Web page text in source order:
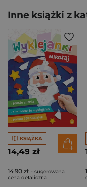
Inne książki z
KSIĄŻKA
14,49 zł
14,90 zł - sugerowana
cena detaliczna